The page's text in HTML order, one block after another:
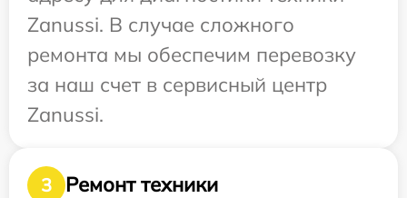
Zanussi. В случае сложного
ремонта мы обеспечим перевозку
за наш счет в сервисный центр
Zanussi.
3
Ремонт техники